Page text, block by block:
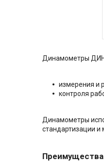
Динамометры
измерения и
контроля
Динамометры
стандартизации и
Преимущества